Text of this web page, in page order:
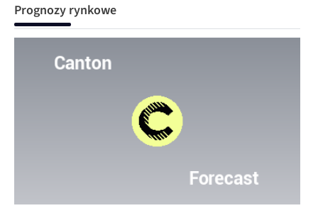
Prognozy rynkowe